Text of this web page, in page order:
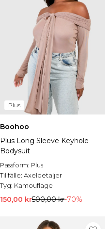
Plus
Boohoo
Plus Long Sleeve Keyhole
Bodysuit
Passform: Plus
Tillfälle: Axeldetaljer
Tyg: Kamouflage
150,00 kr500,00 kr-70%